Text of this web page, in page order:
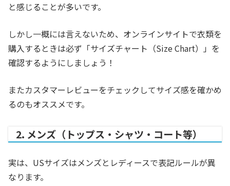
と感じることが多いです。
しかし一概には言えないため、オンラインサイトで衣類を
購入するときは必ず「サイズチャート（Size Chart）」を
確認するようにしましょう！
またカスタマーレビューをチェックしてサイズ感を確かめ
るのもオススメです。
2. メンズ（トップス・シャツ・コート等）
実は、USサイズはメンズとレディースで表記ルールが異
なります。